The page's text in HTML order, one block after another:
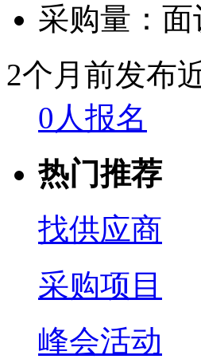
采购量： 面
2个月前发布
0人报名
热门推荐
找供应商
采购项目
峰会活动